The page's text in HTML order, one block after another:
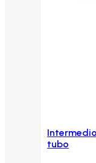
Aggiungi al
tubo